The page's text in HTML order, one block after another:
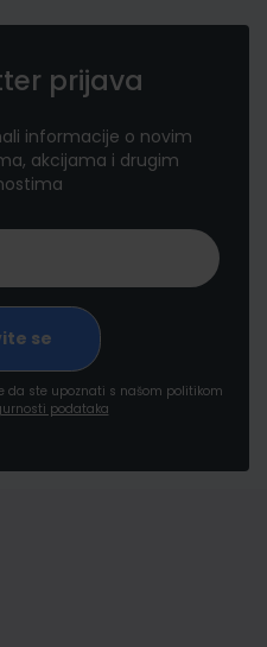
prijava
informacije o novim
akcijama i drugim
da ste upoznati s našom politikom
podataka